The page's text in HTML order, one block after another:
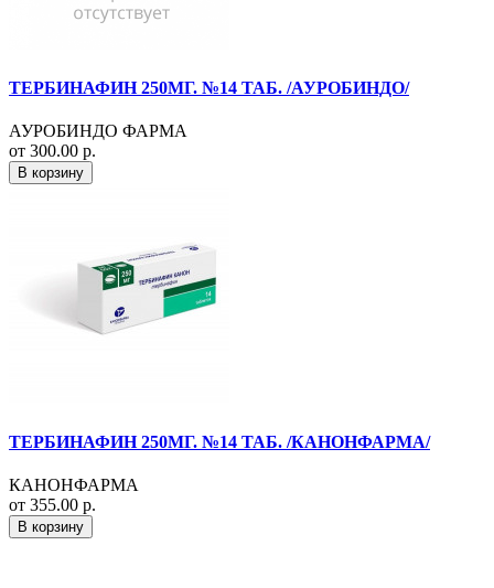
ТЕРБИНАФИН 250МГ. №14 ТАБ. /АУРОБИНДО/
АУРОБИНДО ФАРМА
от 300.00 р.
В корзину
ТЕРБИНАФИН 250МГ. №14 ТАБ. /КАНОНФАРМА/
КАНОНФАРМА
от 355.00 р.
В корзину